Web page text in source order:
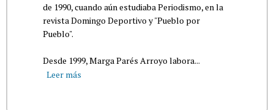
de 1990, cuando aún estudiaba Periodismo, en la
revista Domingo Deportivo y "Pueblo por
Pueblo".
Desde 1999, Marga Parés Arroyo labora...
Leer más